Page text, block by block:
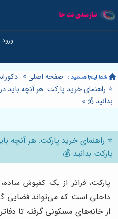
صفحه اصلی »
⭐️ راهنمای خرید پارکت: هر آنچه باید
بدانید 💰 »
⭐️ راهنمای خرید پارکت: هر آنچه
پارکت بدانید 💰
پارکت، فراتر از یک کفپوش
داخلی است که می‌تواند فضایی
از خانه‌های مسکونی گرفته تا